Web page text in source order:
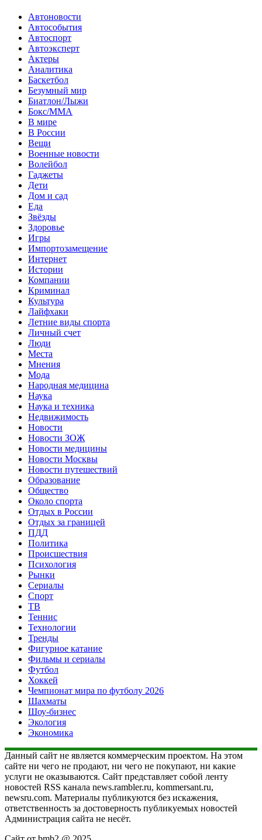
Автоновости
Автособытия
Автоспорт
Автоэксперт
Актеры
Аналитика
Баскетбол
Безумный мир
Биатлон/Лыжи
Бокс/MMA
В мире
В России
Вещи
Военные новости
Волейбол
Гаджеты
Дети
Дом и сад
Еда
Звёзды
Здоровье
Игры
Импортозамещение
Интернет
Истории
Компании
Криминал
Культура
Лайфхаки
Летние виды спорта
Личный счет
Люди
Места
Мнения
Мода
Народная медицина
Наука
Наука и техника
Недвижимость
Новости
Новости ЗОЖ
Новости медицины
Новости Москвы
Новости путешествий
Образование
Общество
Около спорта
Отдых в России
Отдых за границей
ПДД
Политика
Происшествия
Психология
Рынки
Сериалы
Спорт
ТВ
Теннис
Технологии
Тренды
Фигурное катание
Фильмы и сериалы
Футбол
Хоккей
Чемпионат мира по футболу 2026
Шахматы
Шоу-бизнес
Экология
Экономика
Данный сайт не является коммерческим проектом. На этом
сайте ни чего не продают, ни чего не покупают, ни какие
услуги не оказываются. Сайт представляет собой ленту
новостей RSS канала news.rambler.ru, kommersant.ru,
newsru.com. Материалы публикуются без искажения,
ответственность за достоверность публикуемых новостей
Администрация сайта не несёт.